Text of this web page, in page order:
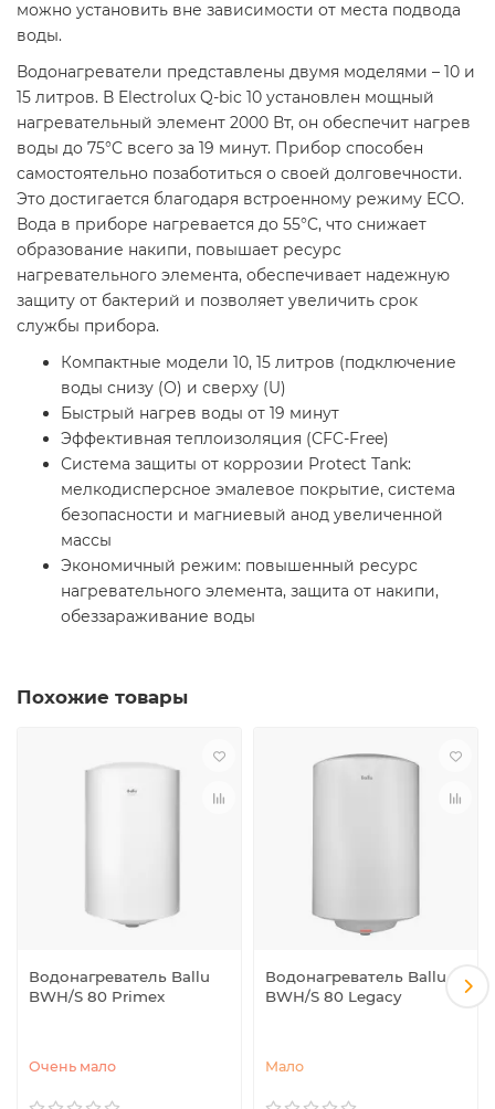
можно установить вне зависимости от места подвода
воды.
Водонагреватели представлены двумя моделями – 10 и
15 литров. В Electrolux Q-bic 10 установлен мощный
нагревательный элемент 2000 Вт, он обеспечит нагрев
воды до 75°C всего за 19 минут. Прибор способен
самостоятельно позаботиться о своей долговечности.
Это достигается благодаря встроенному режиму ECO.
Вода в приборе нагревается до 55°C, что снижает
образование накипи, повышает ресурс
нагревательного элемента, обеспечивает надежную
защиту от бактерий и позволяет увеличить срок
службы прибора.
Компактные модели 10, 15 литров (подключение
воды снизу (О) и сверху (U)
Быстрый нагрев воды от 19 минут
Эффективная теплоизоляция (CFC-Free)
Система защиты от коррозии Protect Тank:
мелкодисперсное эмалевое покрытие, система
безопасности и магниевый анод увеличенной
массы
Экономичный режим: повышенный ресурс
нагревательного элемента, защита от накипи,
обеззараживание воды
Похожие товары
Водонагреватель Ballu
BWH/S 80 Primex
Очень мало
Водонагреватель Ballu
BWH/S 80 Legacy
Мало